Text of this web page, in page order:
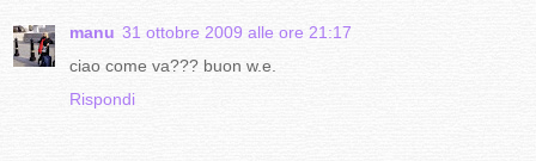
manu 31 ottobre 2009 alle ore 21:17
ciao come va??? buon w.e.
Rispondi